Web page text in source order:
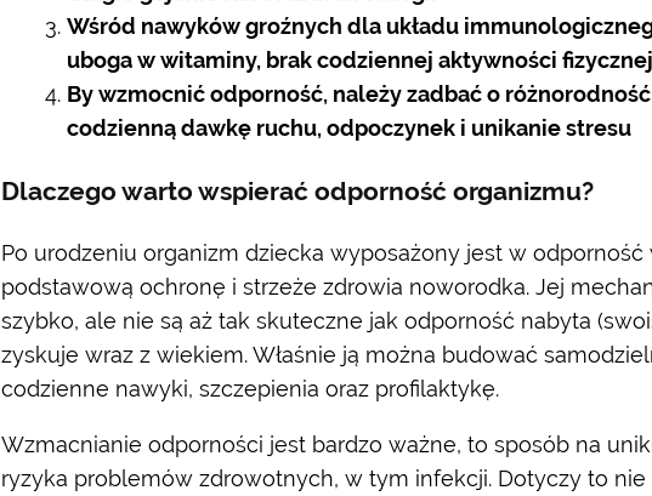
Wśród nawyków groźnych dla układu
uboga w witaminy, brak codziennej aktywności
By wzmocnić odporność, należy zadbać o
codzienną dawkę ruchu, odpoczynek i unikanie stresu
Dlaczego warto wspierać odporność organizmu?
Po urodzeniu organizm dziecka wyposażony jest w odporność
podstawową ochronę i strzeże zdrowia noworodka. Jej
szybko, ale nie są aż tak skuteczne jak odporność nabyta
zyskuje wraz z wiekiem. Właśnie ją można budować
codzienne nawyki, szczepienia oraz profilaktykę.
Wzmacnianie odporności jest bardzo ważne, to sposób na
ryzyka problemów zdrowotnych, w tym infekcji. Dotyczy to nie